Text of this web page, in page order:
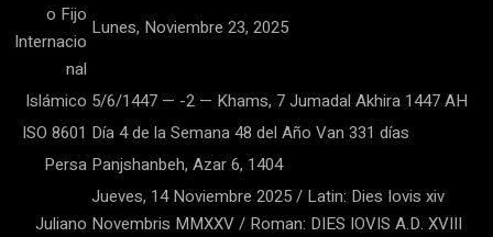
o Fijo
Internacio
nal
Lunes, Noviembre 23, 2025
Islámico 5/6/1447 — -2 — Khams, 7 Jumadal Akhira 1447 AH
ISO 8601 Día 4 de la Semana 48 del Año Van 331 días
Persa Panjshanbeh, Azar 6, 1404
Juliano
Jueves, 14 Noviembre 2025 / Latin: Dies Iovis xiv
Novembris MMXXV / Roman: DIES IOVIS A.D. XVIII